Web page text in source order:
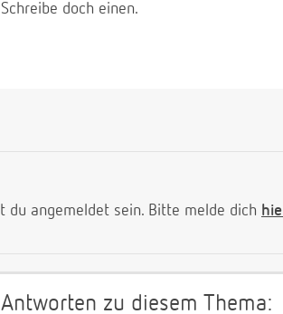
doch einen.
du angemeldet sein. Bitte melde dich
zu diesem Thema: